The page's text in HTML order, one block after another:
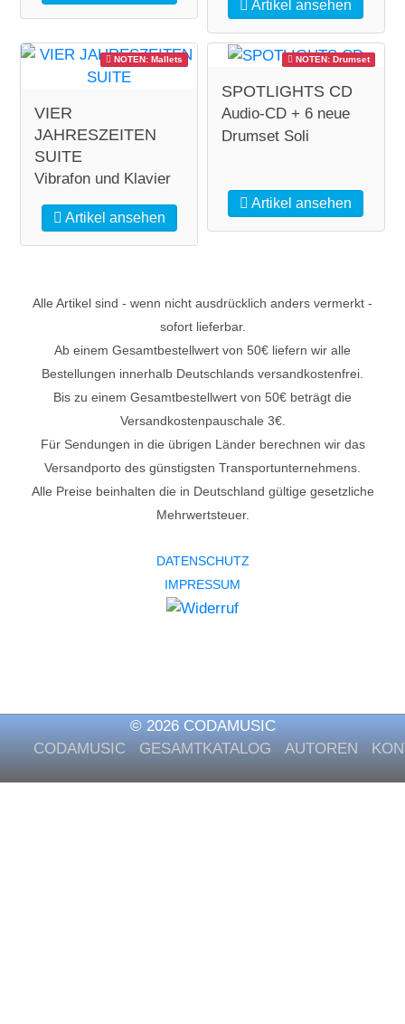
Artikel ansehen
NOTEN: Mallets
VIER
JAHRESZEITEN
SUITE
Vibrafon und Klavier
Artikel ansehen
NOTEN: Drumset
SPOTLIGHTS CD
Audio-CD + 6 neue
Drumset Soli
Artikel ansehen
Alle Artikel sind - wenn nicht ausdrücklich anders vermerkt -
sofort lieferbar.
Ab einem Gesamtbestellwert von 50€ liefern wir alle
Bestellungen innerhalb Deutschlands versandkostenfrei.
Bis zu einem Gesamtbestellwert von 50€ beträgt die
Versandkostenpauschale 3€.
Für Sendungen in die übrigen Länder berechnen wir das
Versandporto des günstigsten Transportunternehmens.
Alle Preise beinhalten die in Deutschland gültige gesetzliche
Mehrwertsteuer.
DATENSCHUTZ
IMPRESSUM
© 2026 CODAMUSIC
CODAMUSIC
GESAMTKATALOG AUTOREN